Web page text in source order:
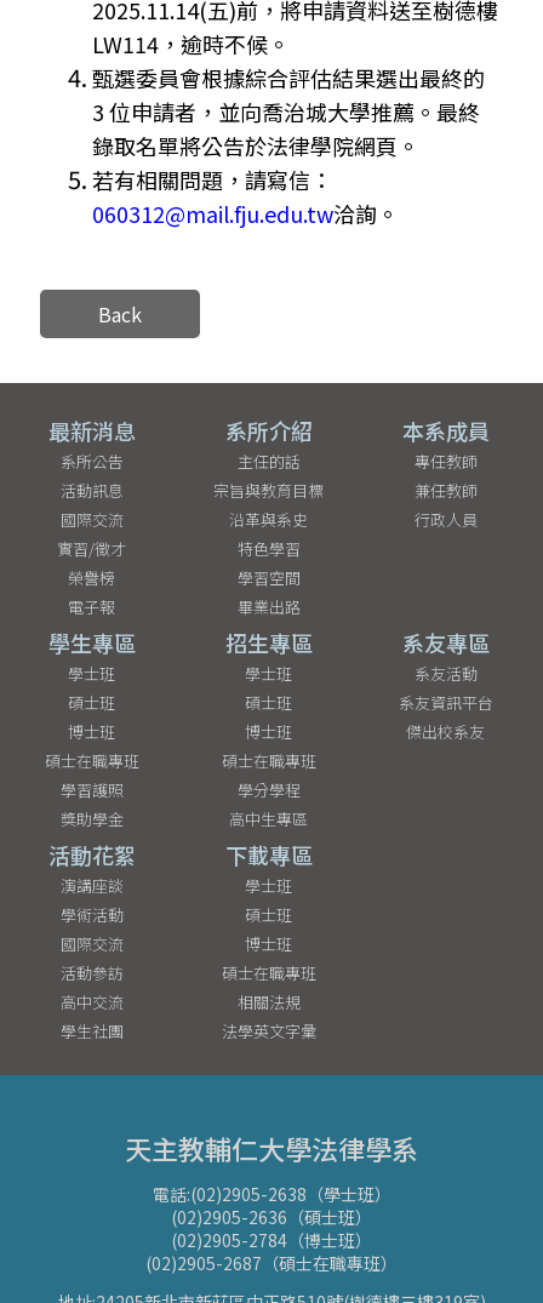
2025.11.14(五)前，將申請資料送至樹德樓
LW114，逾時不候。
甄選委員會根據綜合評估結果選出最終的
3 位申請者，並向喬治城大學推薦。最終
錄取名單將公告於法律學院網頁。
若有相關問題，請寫信：
060312@mail.fju.edu.tw洽詢。
Back
最新消息
系所公告
活動訊息
國際交流
實習/徵才
榮譽榜
電子報
系所介紹
主任的話
宗旨與教育目標
沿革與系史
特色學習
學習空間
畢業出路
本系成員
專任教師
兼任教師
行政人員
學生專區
學士班
碩士班
博士班
碩士在職專班
學習護照
獎助學金
招生專區
學士班
碩士班
博士班
碩士在職專班
學分學程
高中生專區
系友專區
系友活動
系友資訊平台
傑出校系友
活動花絮
演講座談
學術活動
國際交流
活動參訪
高中交流
學生社團
下載專區
學士班
碩士班
博士班
碩士在職專班
相關法規
法學英文字彙
天主教輔仁大學法律學系
電話:(02)2905-2638（學士班）
(02)2905-2636（碩士班）
(02)2905-2784（博士班）
(02)2905-2687（碩士在職專班）